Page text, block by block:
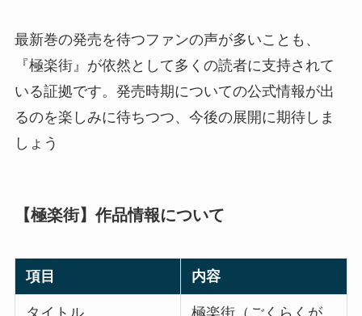
最新巻の発売を待つファンの声が多いことも、
『極楽街』が依然として多くの読者に支持されて
いる証拠です。発売時期についての公式情報が出
るのを楽しみに待ちつつ、今後の展開に期待しま
しょう
【極楽街】作品情報について
項目 内容
タイトル
極楽街（ごくらくが